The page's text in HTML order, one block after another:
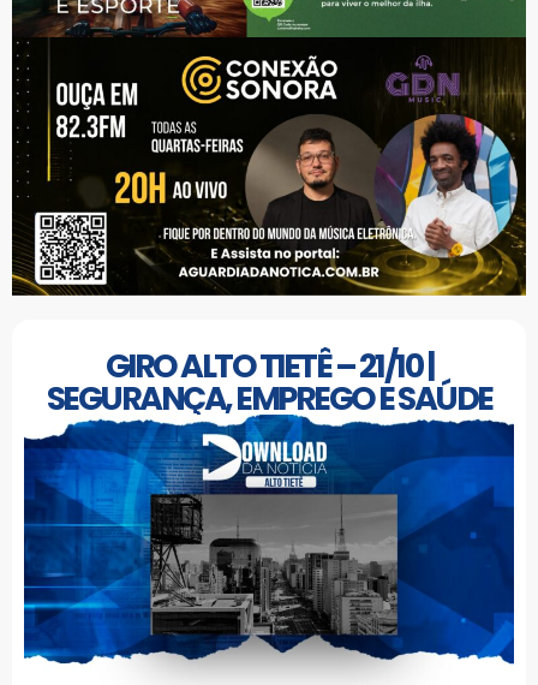
GIRO ALTO TIETÊ – 21/10 |
SEGURANÇA, EMPREGO E SAÚDE